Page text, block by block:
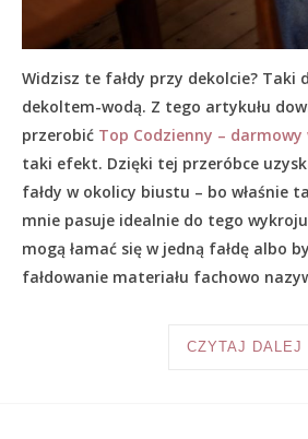
Widzisz te fałdy przy dekolcie? Taki
dekoltem-wodą. Z tego artykułu
przerobić Top Codzienny – darmowy
taki efekt. Dzięki tej przeróbce
fałdy w okolicy biustu – bo właśnie
mnie pasuje idealnie do tego
mogą łamać się w jedną fałdę albo
fałdowanie materiału fachowo
CZYTAJ DALEJ